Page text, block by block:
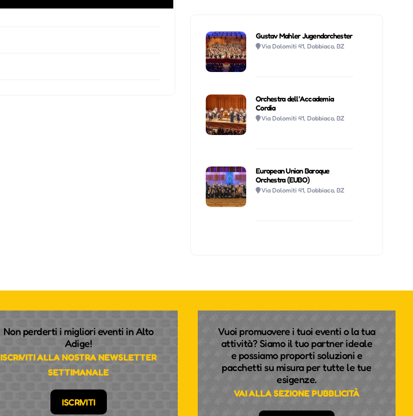
Gustav Mahler Jugendorchester
Via Dolomiti 41, Dobbiaco, BZ
Orchestra dell’Accademia
Cordia
Via Dolomiti 41, Dobbiaco, BZ
European Union Baroque
Orchestra (EUBO)
Via Dolomiti 41, Dobbiaco, BZ
Non perderti i migliori eventi in Alto
Adige!
ISCRIVITI ALLA NOSTRA NEWSLETTER
SETTIMANALE
ISCRIVITI
Vuoi promuovere i tuoi eventi o la tua
attività? Siamo il tuo partner ideale
e possiamo proporti soluzioni e
pacchetti su misura per tutte le tue
esigenze.
VAI ALLA SEZIONE PUBBLICITÀ